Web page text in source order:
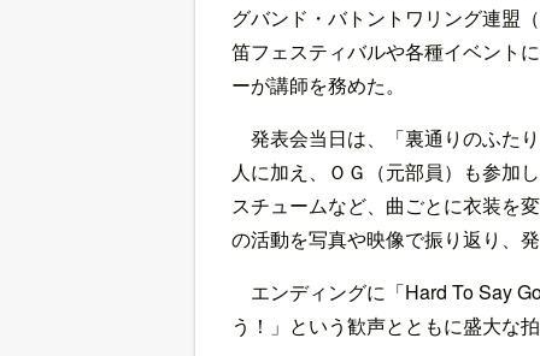
グバンド・バトントワリング連盟
笛フェスティバルや各種イベント
ーが講師を務めた。
発表会当日は、「裏通りのふた
人に加え、ＯＧ（元部員）も参加
スチュームなど、曲ごとに衣装を
の活動を写真や映像で振り返り、
エンディングに「Hard To Say
う！」という歓声とともに盛大な